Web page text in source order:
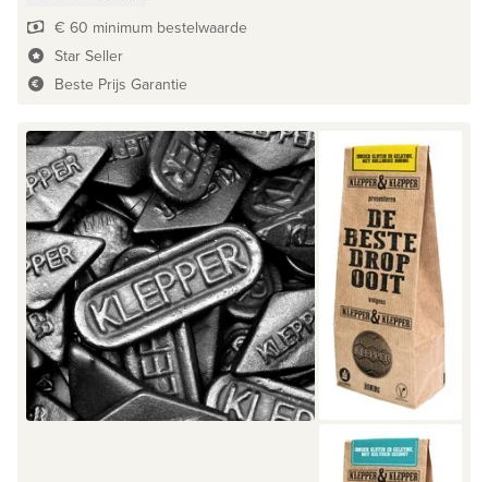
€ 60 minimum bestelwaarde
Star Seller
Beste Prijs Garantie